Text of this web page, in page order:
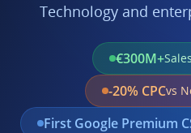
Technology and
€300M+
-20% CPCvs
First Google Premium